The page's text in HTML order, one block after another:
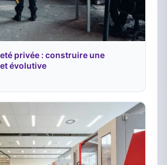
privée : construire une
évolutive